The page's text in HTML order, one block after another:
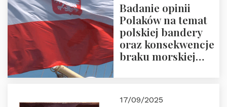
Badanie opinii
Polaków na temat
polskiej bandery
oraz konsekwencje
braku morskiej
17/09/2025